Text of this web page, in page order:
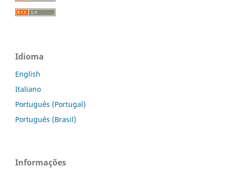
Idioma
English
Italiano
Português (Portugal)
Português (Brasil)
Informações